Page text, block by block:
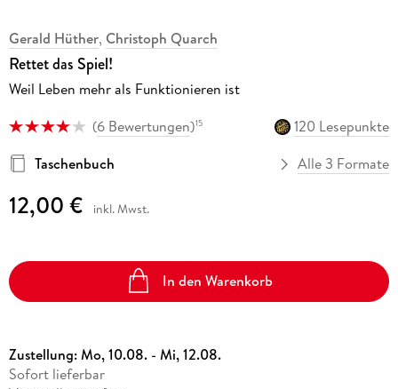
Gerald Hüther, Christoph Quarch
Rettet das Spiel!
Weil Leben mehr als Funktionieren ist
(6 Bewertungen)15
120 Lesepunkte
Taschenbuch
Alle 3 Formate
12,00 € inkl. Mwst.
In den Warenkorb
Zustellung:Mo, 10.08. - Mi, 12.08.
Sofort lieferbar